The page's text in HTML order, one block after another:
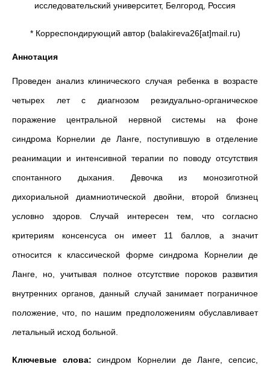
исследовательский университет, Белгород, Россия
* Корреспондирующий автор (balakireva26[at]mail.ru)
Аннотация
Проведен анализ клинического случая ребенка в возрасте
четырех лет с диагнозом резидуально-органическое
поражение центральной нервной системы на фоне
синдрома Корнелии де Ланге, поступившую в отделение
реанимации и интенсивной терапии по поводу отсутствия
спонтанного дыхания. Девочка из монозиготной
дихориальной диамниотической двойни, второй близнец
условно здоров. Случай интересен тем, что согласно
критериям консенсуса он имеет 11 баллов, а значит
относится к классической форме синдрома Корнелии де
Ланге, но, учитывая полное отсутствие пороков развития
внутренних органов, данный случай занимает пограничное
положение, что, по нашим предположениям обуславливает
летальный исход больной.
Ключевые слова:синдром Корнелии де Ланге, сепсис,